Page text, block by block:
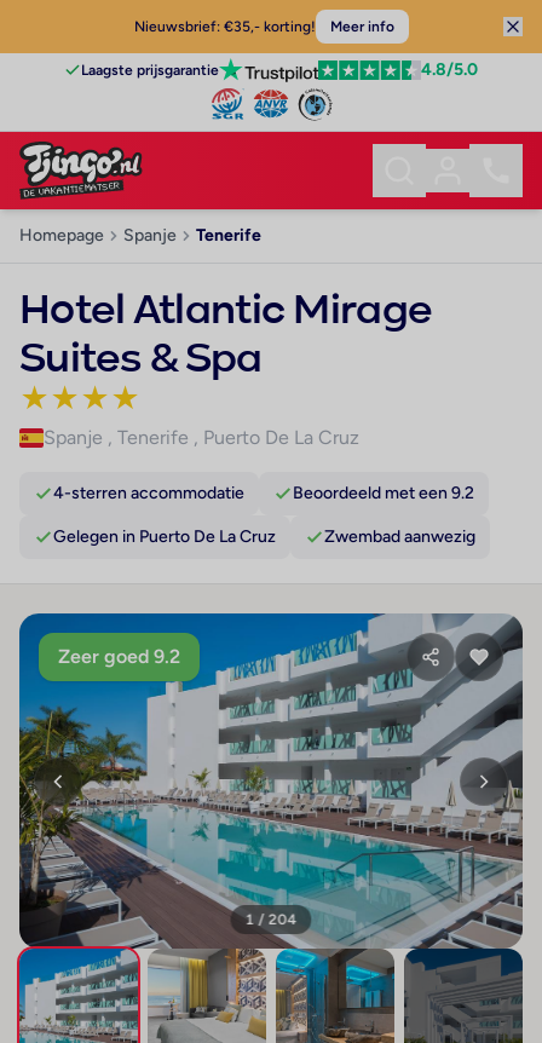
Nieuwsbrief: €35,- korting! Meer info
Laagste prijsgarantie 4.8/5.0
Homepage Spanje Tenerife
Hotel Atlantic Mirage
Suites & Spa
★★★★
Spanje , Tenerife , Puerto De La Cruz
4-sterren accommodatie Beoordeeld met een 9.2
Gelegen in Puerto De La Cruz Zwembad aanwezig
Zeer goed 9.2
1 / 204